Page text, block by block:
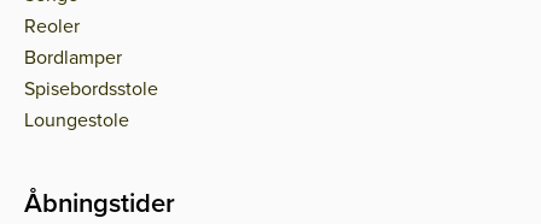
Reoler
Bordlamper
Spisebordsstole
Loungestole
Åbningstider